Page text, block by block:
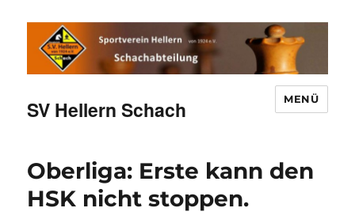
SV Hellern Schach MENÜ
Oberliga: Erste kann den
HSK nicht stoppen.